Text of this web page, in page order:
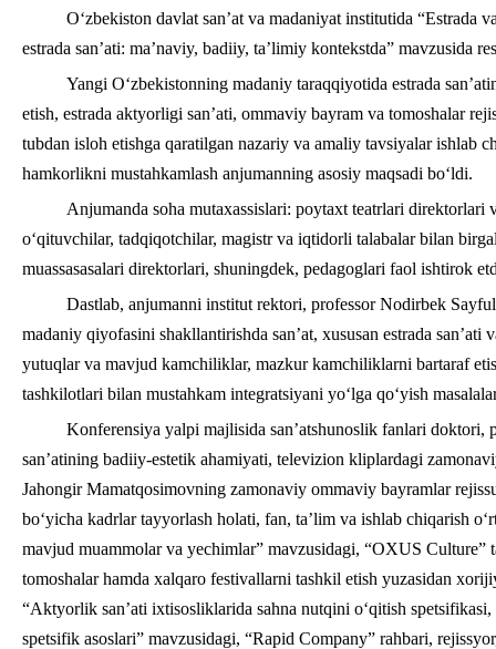
O‘zbekiston davlat san’at va madaniyat institutida “Estrada
estrada san’ati: ma’naviy, badiiy, ta’limiy kontekstda” mavzusida
Yangi O‘zbekistonning madaniy taraqqiyotida estrada
etish, estrada aktyorligi san’ati, ommaviy bayram va tomoshalar
tubdan isloh etishga qaratilgan nazariy va amaliy tavsiyalar ishlab
hamkorlikni mustahkamlash anjumanning asosiy maqsadi bo‘ldi.
Anjumanda soha mutaxassislari: poytaxt teatrlari
o‘qituvchilar, tadqiqotchilar, magistr va iqtidorli talabalar bilan
muassasasalari direktorlari, shuningdek, pedagoglari faol ishtirok
Dastlab, anjumanni institut rektori, professor Nodirbek
madaniy qiyofasini shakllantirishda san’at, xususan estrada
yutuqlar va mavjud kamchiliklar, mazkur kamchiliklarni bartaraf
tashkilotlari bilan mustahkam integratsiyani yo‘lga qo‘yish
Konferensiya yalpi majlisida san’atshunoslik fanlari
san’atining badiiy-estetik ahamiyati, televizion kliplardagi
Jahongir Mamatqosimovning zamonaviy ommaviy bayramlar
bo‘yicha kadrlar tayyorlash holati, fan, ta’lim va ishlab chiqarish
mavjud muammolar va yechimlar” mavzusidagi, “OXUS
tomoshalar hamda xalqaro festivallarni tashkil etish yuzasidan
“Aktyorlik san’ati ixtisosliklarida sahna nutqini o‘qitish
spetsifik asoslari” mavzusidagi, “Rapid Company” rahbari,